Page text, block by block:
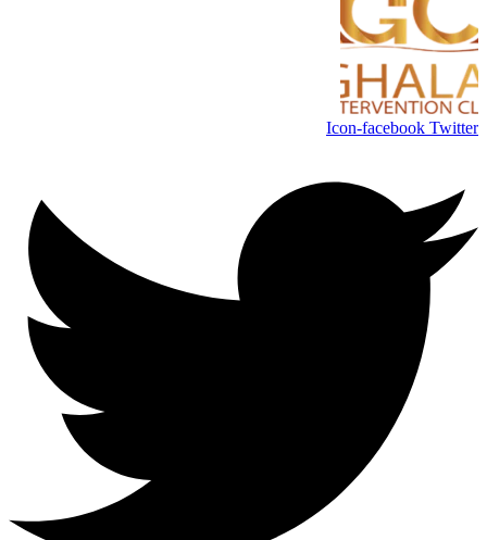
Icon-facebook Twitter